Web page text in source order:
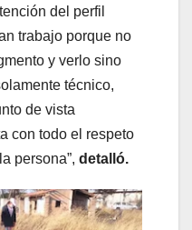
del perfil
trabajo porque no
y verlo sino
técnico,
de vista
con todo el respeto
persona”, detalló.